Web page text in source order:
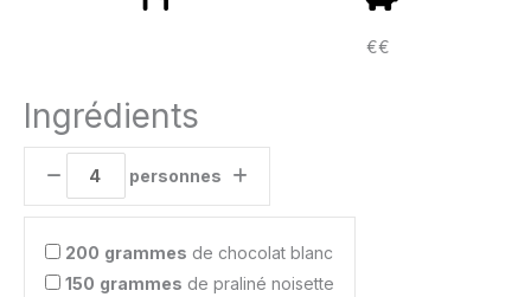
€€
Ingrédients
personnes
200 grammes de chocolat blanc
150 grammes de praliné noisette